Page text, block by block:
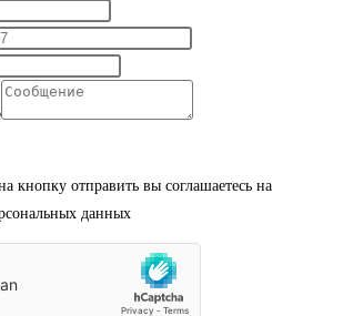
кнопку отправить вы соглашаетесь на
данных